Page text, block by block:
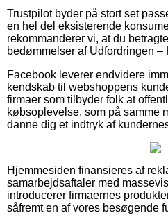
Trustpilot byder på stort set
en hel del eksisterende
rekommanderer vi, at du
bedømmelser af Udfordringen
Facebook leverer endvidere
kendskab til webshoppens
firmaer som tilbyder folk at
købsoplevelse, som på samme
danne dig et indtryk af
Hjemmesiden finansieres af
samarbejdsaftaler med
introducerer firmaernes
såfremt en af vores besøgende